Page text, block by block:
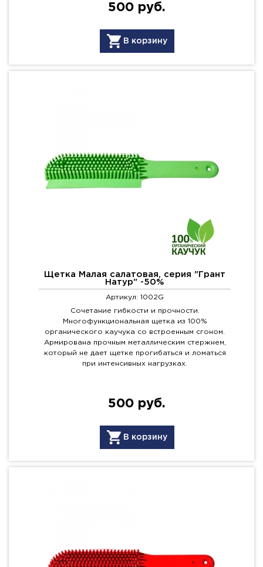
500 руб.
В корзину
Щетка Малая салатовая, серия "Грант
Натур" -50%
Артикул: 1002G
Сочетание гибкости и прочности.
Многофункциональная щетка из 100%
органического каучука со встроенным сгоном.
Армирована прочным металлическим стержнем,
который не дает щетке прогибаться и ломаться
при интенсивных нагрузках.
500 руб.
В корзину